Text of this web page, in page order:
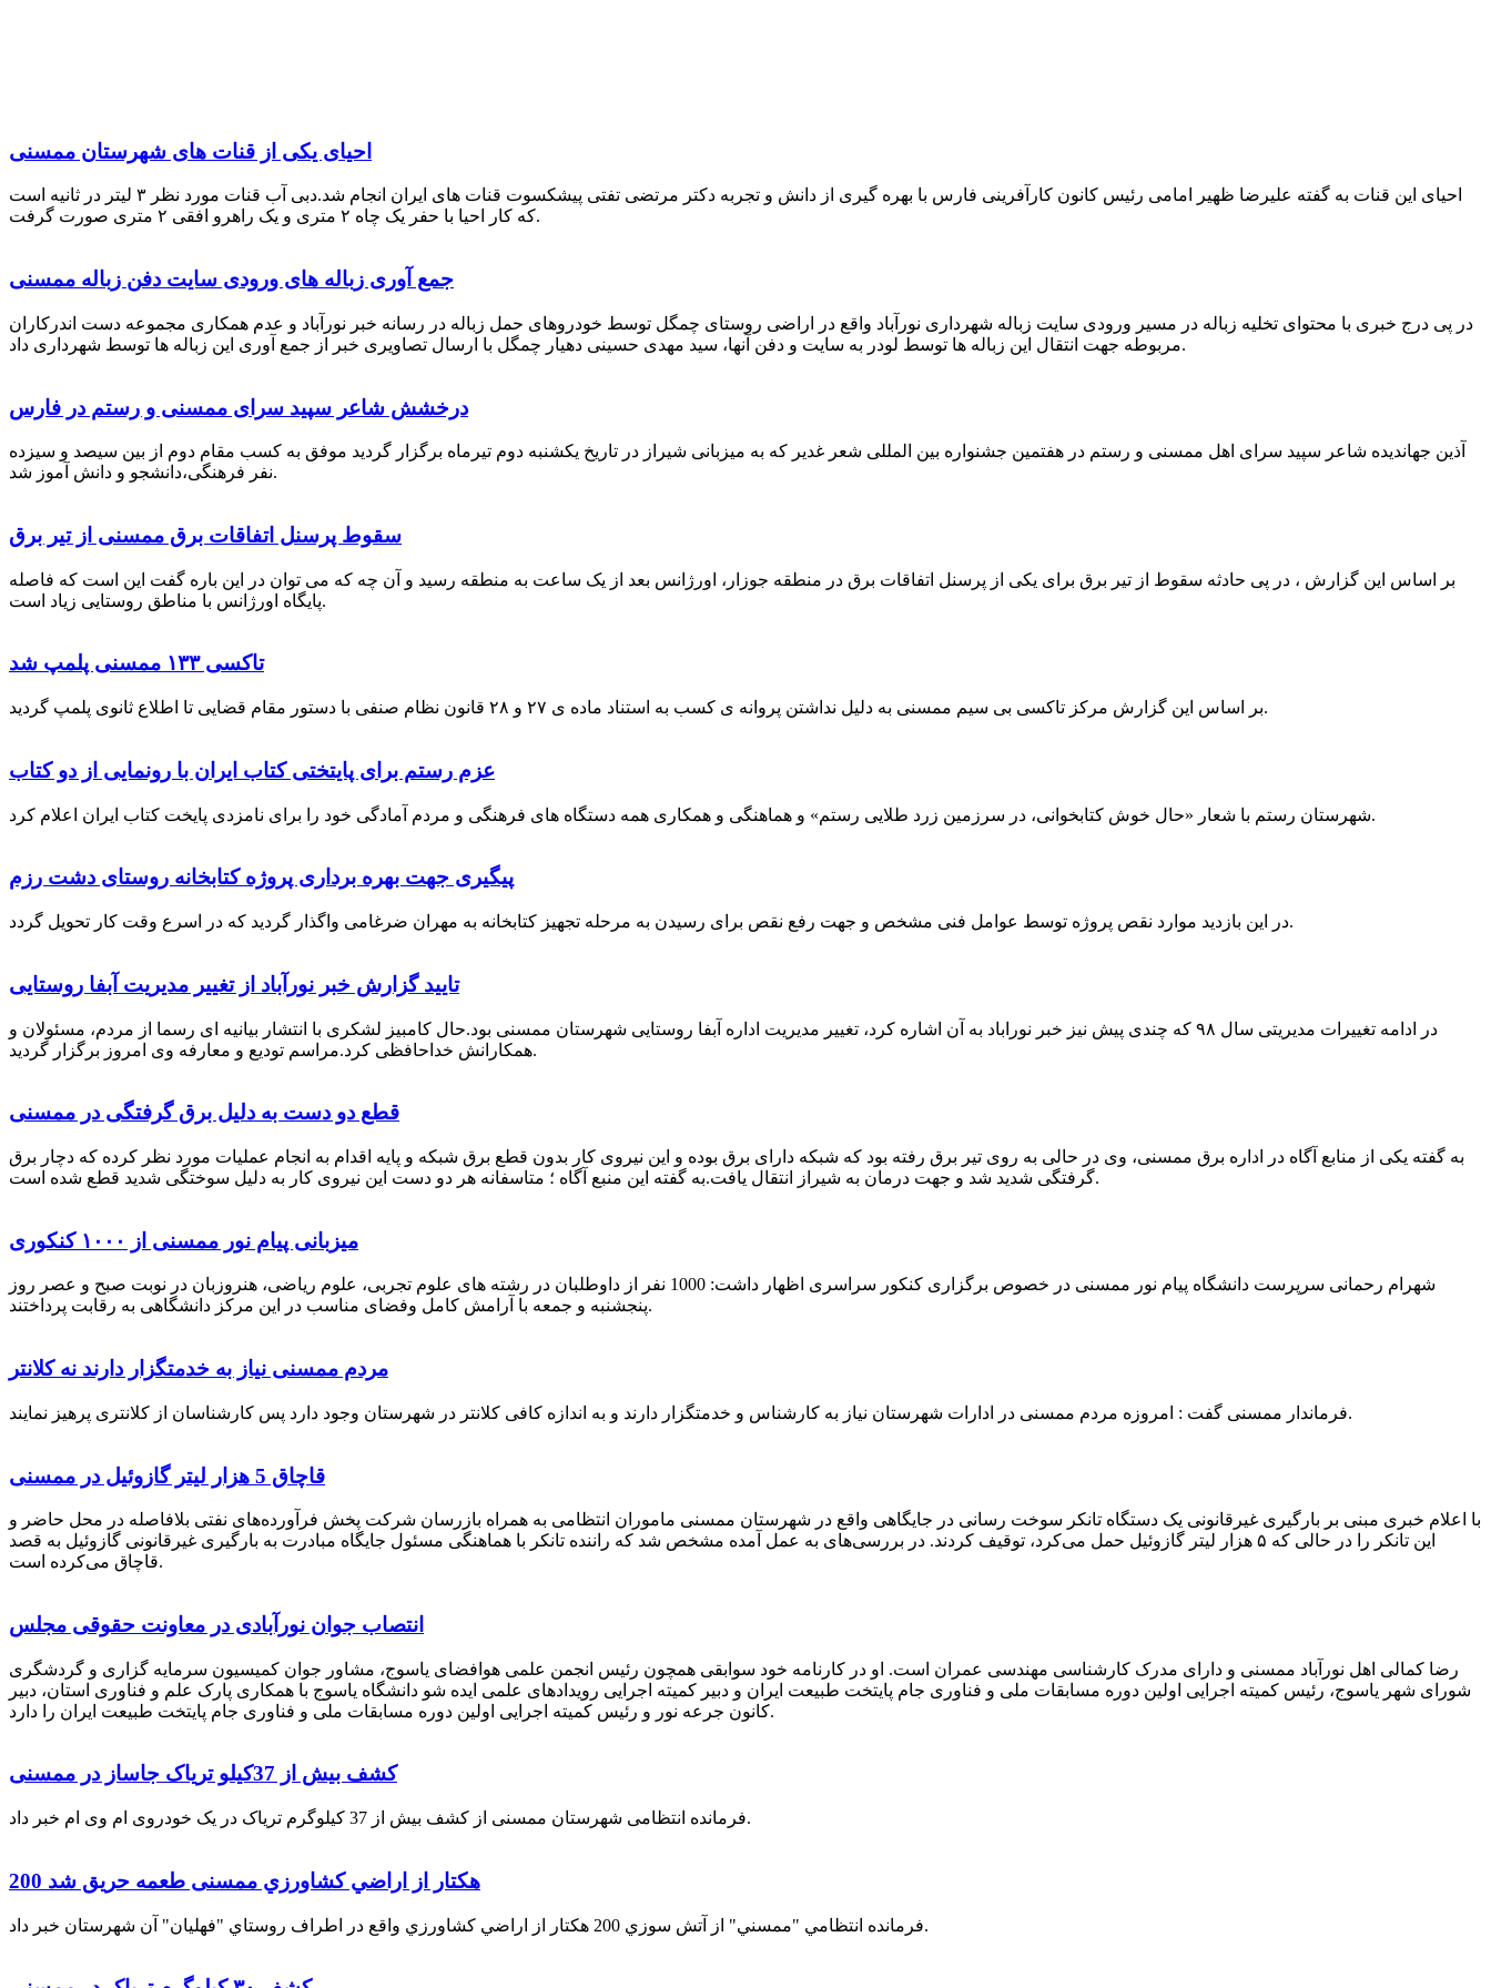
احیای یکی از قنات های شهرستان ممسنی
احیای این قنات به گفته علیرضا ظهیر امامی رئیس کانون کارآفرینی فارس با بهره گیری از دانش و تجربه دکتر مرتضی تفتی پیشکسوت قنات های ایران انجام شد.دبی آب قنات مورد نظر ۳ لیتر در ثانیه است
که کار احیا با حفر یک چاه ۲ متری و یک راهرو افقی ۲ متری صورت گرفت.
جمع آوری زباله های ورودی سایت دفن زباله ممسنی
در پی درج خبری با محتوای تخلیه زباله در مسیر ورودی سایت زباله شهرداری نورآباد واقع در اراضی روستای چمگل توسط خودروهای حمل زباله در رسانه خبر نورآباد و عدم همکاری مجموعه دست اندرکاران
مربوطه جهت انتقال این زباله ها توسط لودر به سایت و دفن آنها، سید مهدی حسینی دهیار چمگل با ارسال تصاویری خبر از جمع آوری این زباله ها توسط شهرداری داد.
درخشش شاعر سپید سرای ممسنی و رستم در فارس
آذین جهاندیده شاعر سپید سرای اهل ممسنی و رستم در هفتمین جشنواره بین المللی شعر غدیر که به میزبانی شیراز در تاریخ یکشنبه دوم تیرماه برگزار گردید موفق به کسب مقام دوم از بین سیصد و سیزده
نفر فرهنگی،دانشجو و دانش آموز شد.
سقوط پرسنل اتفاقات برق ممسنی از تیر برق
بر اساس این گزارش ، در پی حادثه سقوط از تیر برق برای یکی از پرسنل اتفاقات برق در منطقه جوزار، اورژانس بعد از یک ساعت به منطقه رسید و آن چه که می توان در این باره گفت این است که فاصله
پایگاه اورژانس با مناطق روستایی زیاد است.
تاکسی ۱۳۳ ممسنی پلمپ شد
بر اساس این گزارش مرکز تاکسی بی سیم ممسنی به دلیل نداشتن پروانه ی کسب به استناد ماده ی ۲۷ و ۲۸ قانون نظام صنفی با دستور مقام قضایی تا اطلاع ثانوی پلمپ گردید.
عزم رستم برای پایتختی کتاب ایران با رونمایی از دو کتاب
شهرستان رستم با شعار «حال خوش کتابخوانی، در سرزمین زرد طلایی رستم» و هماهنگی و همکاری همه دستگاه های فرهنگی و مردم آمادگی خود را برای نامزدی پایخت کتاب ایران اعلام کرد.
پیگیری جهت بهره برداری پروژه کتابخانه روستای دشت رزم
در این بازدید موارد نقص پروژه توسط عوامل فنی مشخص و جهت رفع نقص برای رسیدن به مرحله تجهیز کتابخانه به مهران ضرغامی واگذار گردید که در اسرع وقت کار تحویل گردد.
تایید گزارش خبر نورآباد از تغییر مدیریت آبفا روستایی
در ادامه تغییرات مدیریتی سال ۹۸ که چندی پیش نیز خبر نوراباد به آن اشاره کرد، تغییر مدیریت اداره آبفا روستایی شهرستان ممسنی بود.حال کامبیز لشکری با انتشار بیانیه ای رسما از مردم، مسئولان و
همکارانش خداحافظی کرد.مراسم تودیع و معارفه وی امروز برگزار گردید.
قطع دو دست به دلیل برق گرفتگی در ممسنی
به گفته یکی از منابع آگاه در اداره برق ممسنی، وی در حالی به روی تیر برق رفته بود که شبکه دارای برق بوده و این نیروی کار بدون قطع برق شبکه و پایه اقدام به انجام عملیات مورد نظر کرده که دچار برق
گرفتگی شدید شد و جهت درمان به شیراز انتقال یافت.به گفته این منبع آگاه ؛ متاسفانه هر دو دست این نیروی کار به دلیل سوختگی شدید قطع شده است.
میزبانی پیام نور ممسنی از ۱۰۰۰ کنکوری
شهرام رحمانی سرپرست دانشگاه پیام نور ممسنی در خصوص برگزاری کنکور سراسری اظهار داشت: 1000 نفر از داوطلبان در رشته های علوم تجربی، علوم ریاضی، هنروزبان در نوبت صبح و عصر روز
پنجشنبه و جمعه با آرامش کامل وفضای مناسب در این مرکز دانشگاهی به رقابت پرداختند.
مردم ممسنی نیاز به خدمتگزار دارند نه کلانتر
فرماندار ممسنی گفت : امروزه مردم ممسنی در ادارات شهرستان نیاز به کارشناس و خدمتگزار دارند و به اندازه کافی کلانتر در شهرستان وجود دارد پس کارشناسان از کلانتری پرهیز نمایند.
قاچاق 5 هزار لیتر گازوئیل در ممسنی
با اعلام خبری مبنی بر بارگیری غیرقانونی یک دستگاه تانکر سوخت رسانی در جایگاهی واقع در شهرستان ممسنی ماموران انتظامی به همراه بازرسان شرکت پخش فرآورده‌های نفتی بلافاصله در محل حاضر و
این تانکر را در حالی که ۵ هزار لیتر گازوئیل حمل می‌کرد، توقیف کردند. در بررسی‌های به عمل آمده مشخص شد که راننده تانکر با هماهنگی مسئول جایگاه مبادرت به بارگیری غیرقانونی گازوئیل به قصد
قاچاق می‌کرده است.
انتصاب جوان نورآبادی در معاونت حقوقی مجلس
رضا کمالی اهل نورآباد ممسنی و دارای مدرک کارشناسی مهندسی عمران است. او در کارنامه خود سوابقی همچون رئیس انجمن علمی هوافضای یاسوج، مشاور جوان کمیسیون سرمایه گزاری و گردشگری
شورای شهر یاسوج، رئیس کمیته اجرایی اولین دوره مسابقات ملی و فناوری جام پایتخت طبیعت ایران و دبیر کمیته اجرایی رویدادهای علمی ایده شو دانشگاه یاسوج با همکاری پارک علم و فناوری استان، دبیر
کانون جرعه نور و رئیس کمیته اجرایی اولین دوره مسابقات ملی و فناوری جام پایتخت طبیعت ایران را دارد.
کشف بیش از 37کیلو تریاک جاساز در ممسنی
فرمانده انتظامی شهرستان ممسنی از کشف بیش از 37 کیلوگرم تریاک در یک خودروی ام وی ام خبر داد.
200 هكتار از اراضي كشاورزي ممسنی طعمه حریق شد
فرمانده انتظامي "ممسني" از آتش سوزي 200 هكتار از اراضي كشاورزي واقع در اطراف روستاي "فهلیان" آن شهرستان خبر داد.